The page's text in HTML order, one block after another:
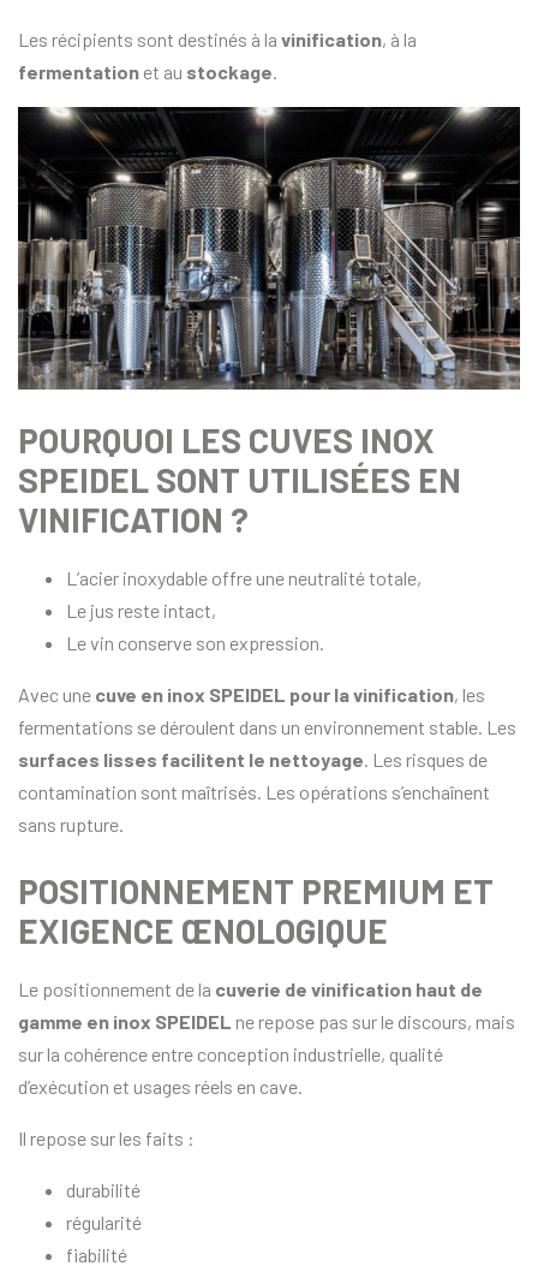
Les récipients sont destinés à la vinification, à la
fermentation et au stockage.
POURQUOI LES CUVES INOX
SPEIDEL SONT UTILISÉES EN
VINIFICATION ?
L’acier inoxydable offre une neutralité totale,
Le jus reste intact,
Le vin conserve son expression.
Avec une cuve en inox SPEIDEL pour la vinification, les
fermentations se déroulent dans un environnement stable. Les
surfaces lisses facilitent le nettoyage. Les risques de
contamination sont maîtrisés. Les opérations s’enchaînent
sans rupture.
POSITIONNEMENT PREMIUM ET
EXIGENCE ŒNOLOGIQUE
Le positionnement de la cuverie de vinification haut de
gamme en inox SPEIDEL ne repose pas sur le discours, mais
sur la cohérence entre conception industrielle, qualité
d’exécution et usages réels en cave.
Il repose sur les faits :
durabilité
régularité
fiabilité